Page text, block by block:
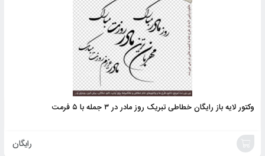
وکتور لایه باز رایگان خطاطی تبریک روز مادر در ۳ جمله با ۵ فرمت
رایگان